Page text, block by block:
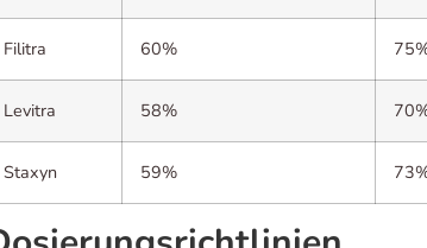
Filitra 60%
Levitra 58%
Staxyn 59%